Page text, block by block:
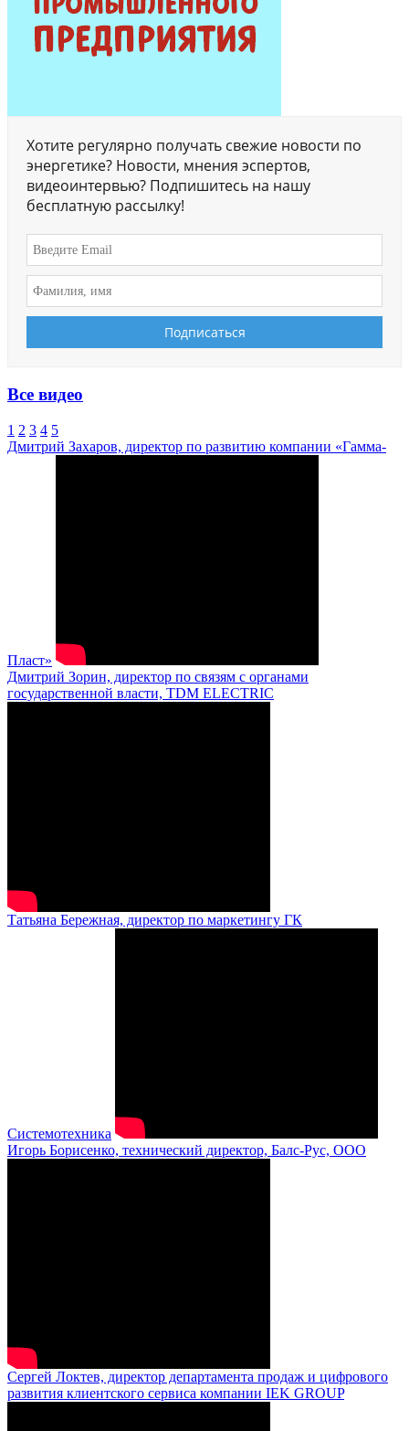
Хотите регулярно получать свежие новости по
энергетике? Новости, мнения эспертов,
видеоинтервью? Подпишитесь на нашу
бесплатную рассылку!
Все видео
1 2 3 4 5
Дмитрий Захаров, директор по развитию компании «Гамма-
Пласт»
Дмитрий Зорин, директор по связям с органами
государственной власти, TDM ELECTRIC
Татьяна Бережная, директор по маркетингу ГК
Системотехника
Игорь Борисенко, технический директор, Балс-Рус, ООО
Сергей Локтев, директор департамента продаж и цифрового
развития клиентского сервиса компании IEK GROUP